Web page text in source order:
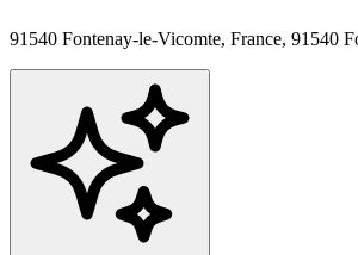
91540 Fontenay-le-Vicomte, France, 91540